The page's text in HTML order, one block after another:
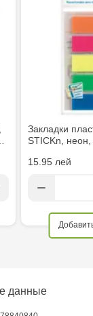
Закладки
STICKn,
15.95 лей
данные